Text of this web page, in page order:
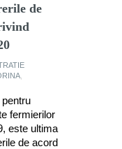
de
fermierilor
este ultima
de acord